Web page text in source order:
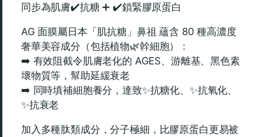
同步為肌膚✔️抗糖 ➕ ✔️鎖緊膠原蛋白
AG 面膜屬日本「肌抗糖」鼻祖 蘊含 80 種高濃度
奢華美容成分（包括植物🌿幹細胞）：
➡️ 有效阻截令肌膚老化的 AGES、游離基、黑色素
壞物質等，幫助延緩衰老
➡️ 同時填補細胞養分，達致✨抗糖化、✨抗氧化、
✨抗衰老
加入多種肽類成分，分子極細，比膠原蛋白更易被